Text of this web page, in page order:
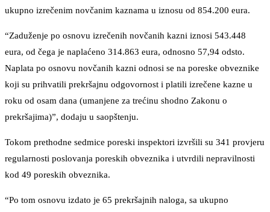
ukupno izrečenim novčanim kaznama u iznosu od 854.200 eura.
“Zaduženje po osnovu izrečenih novčanih kazni iznosi 543.448
eura, od čega je naplaćeno 314.863 eura, odnosno 57,94 odsto.
Naplata po osnovu novčanih kazni odnosi se na poreske obveznike
koji su prihvatili prekršajnu odgovornost i platili izrečene kazne u
roku od osam dana (umanjene za trećinu shodno Zakonu o
prekršajima)”, dodaju u saopštenju.
Tokom prethodne sedmice poreski inspektori izvršili su 341 provjeru
regularnosti poslovanja poreskih obveznika i utvrdili nepravilnosti
kod 49 poreskih obveznika.
“Po tom osnovu izdato je 65 prekršajnih naloga, sa ukupno